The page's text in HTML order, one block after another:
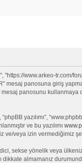
www.arkeo-tr.com/
mesaj panosuna giriş
panosunu
yazılımı”,
ve bu yazılımı
veya izin vermediğimiz
sekse yönelik veya
almamanız